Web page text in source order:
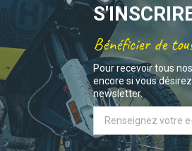
Bénéficier de
Pour recevoir tous
encore si vous
newsletter.